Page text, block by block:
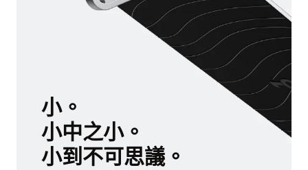
小。
小中之小。
小到不可思議。